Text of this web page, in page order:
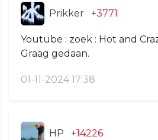
Prikker +3771
Youtube : zoek : Hot and
Graag gedaan.
01-11-2024 17:38
HP +14226